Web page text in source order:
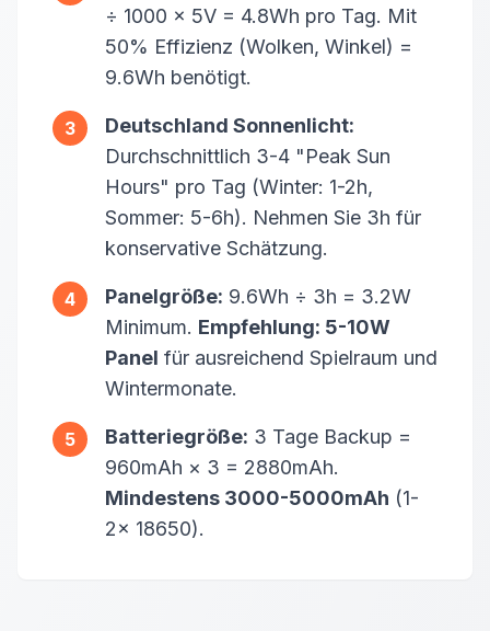
÷ 1000 × 5V = 4.8Wh pro Tag. Mit
50% Effizienz (Wolken, Winkel) =
9.6Wh benötigt.
3
Deutschland Sonnenlicht:
Durchschnittlich 3-4 "Peak Sun
Hours" pro Tag (Winter: 1-2h,
Sommer: 5-6h). Nehmen Sie 3h für
konservative Schätzung.
4 Panelgröße: 9.6Wh ÷ 3h = 3.2W
Minimum. Empfehlung: 5-10W
Panel für ausreichend Spielraum und
Wintermonate.
5 Batteriegröße: 3 Tage Backup =
960mAh × 3 = 2880mAh.
Mindestens 3000-5000mAh (1-
2x 18650).